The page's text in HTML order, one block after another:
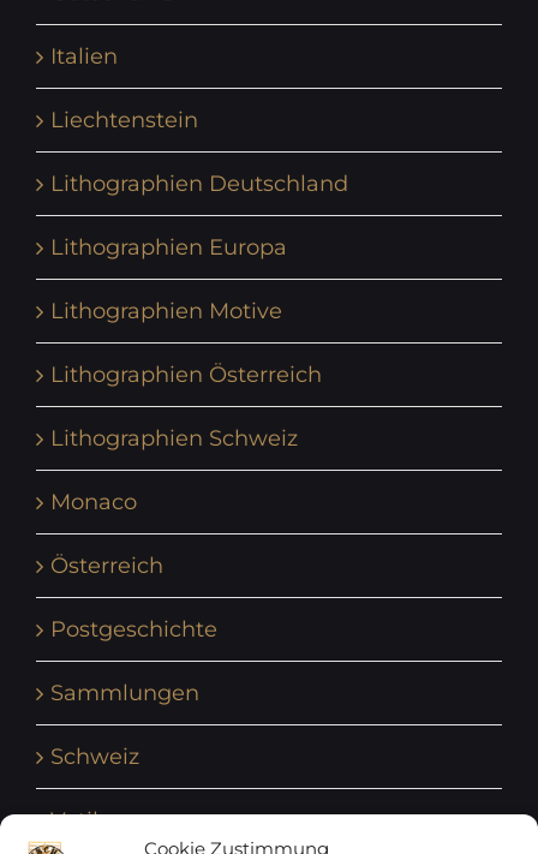
Cookie Zustimmung
Italien
Liechtenstein
Lithographien Deutschland
Lithographien Europa
Lithographien Motive
Lithographien Österreich
Lithographien Schweiz
Monaco
Österreich
Postgeschichte
Sammlungen
Schweiz
Vatikan